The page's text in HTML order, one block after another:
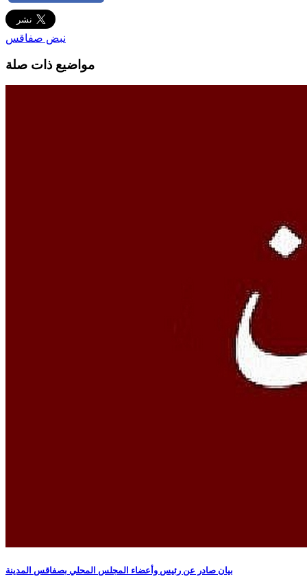
نبض صفاقس
مواضيع ذات صلة
بيان صادر عن رئيس وأعضاء المجلس المحلي بصفاقس المدينة